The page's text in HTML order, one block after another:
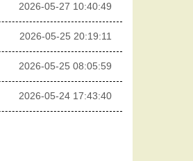
2026-05-27 10:40:49
2026-05-25 20:19:11
2026-05-25 08:05:59
2026-05-24 17:43:40